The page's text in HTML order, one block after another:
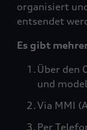
organisiert
entsendet
Es gibt
Über den
und
Via MMI
Per